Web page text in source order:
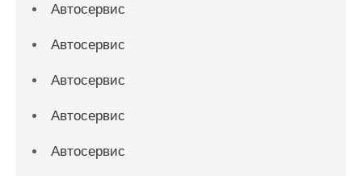
Автосервис
Автосервис
Автосервис
Автосервис
Автосервис